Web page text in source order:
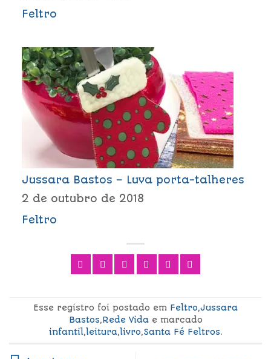
Feltro
Jussara Bastos – Luva porta-talheres
2 de outubro de 2018
Feltro
Esse registro foi postado em Feltro,Jussara
Bastos,Rede Vidae marcado
infantil,leitura,livro,Santa Fé Feltros.